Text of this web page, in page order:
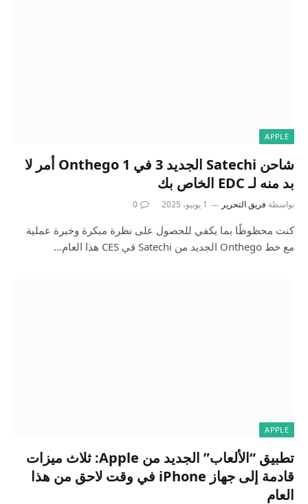
APPLE
شاحن Satechi الجديد 3 في 1 Onthego أمر لا
بد منه لـ EDC الخاص بك
بواسطة فريق التحرير 1 يونيو، 2025 0
كنت محظوظًا بما يكفي للحصول على نظرة مبكرة وخبرة عملية
مع خط Onthego الجديد من Satechi في CES هذا العام…
APPLE
تطبيق “الألعاب” الجديد من Apple: ثلاث ميزات
قادمة إلى جهاز iPhone في وقت لاحق من هذا
العام